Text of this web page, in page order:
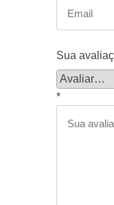
Sua
*